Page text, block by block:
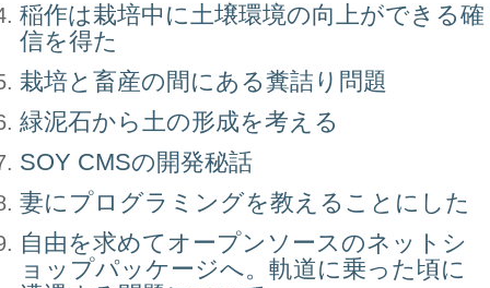
稲作は栽培中に土壌環境の向上ができる確
信を得た
栽培と畜産の間にある糞詰り問題
緑泥石から土の形成を考える
SOY CMSの開発秘話
妻にプログラミングを教えることにした
自由を求めてオープンソースのネットシ
ョップパッケージへ。軌道に乗った頃に